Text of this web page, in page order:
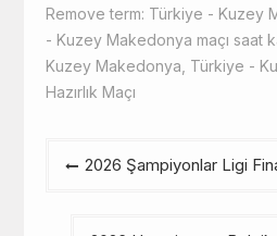
Remove term: Türkiye - Kuzey
- Kuzey Makedonya maçı saat
Kuzey Makedonya Türkiye -
Hazırlık Maçı
Yazı2026 Şampiyonlar Ligi